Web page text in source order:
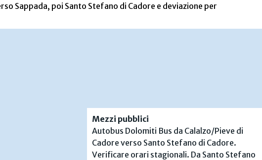
Sappada, poi Santo Stefano di Cadore e deviazione per
Mezzi pubblici
Autobus Dolomiti Bus da Calalzo/Pieve di
Cadore verso Santo Stefano di Cadore.
Verificare orari stagionali. Da Santo Stefano